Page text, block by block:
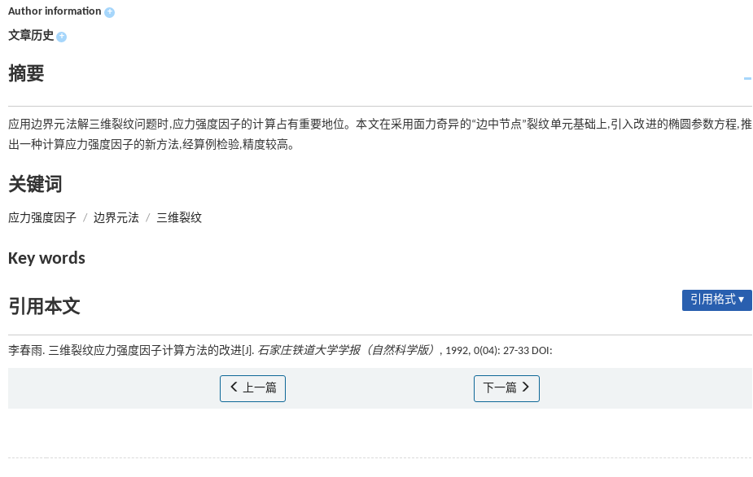
Author information +
文章历史 +
摘要
应用边界元法解三维裂纹问题时,应力强度因子的计算占有重要地位。本文在采用面力奇异的“边中节点”裂纹单元基础上,引入改进的椭圆参数方程,推
出一种计算应力强度因子的新方法,经算例检验,精度较高。
关键词
应力强度因子 / 边界元法 / 三维裂纹
Key words
引用本文 引用格式 ▾
李春雨. 三维裂纹应力强度因子计算方法的改进[J]. 石家庄铁道大学学报（自然科学版） , 1992, 0(04): 27-33 DOI:
上一篇 下一篇